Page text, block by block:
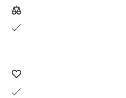
голубой
4,0-